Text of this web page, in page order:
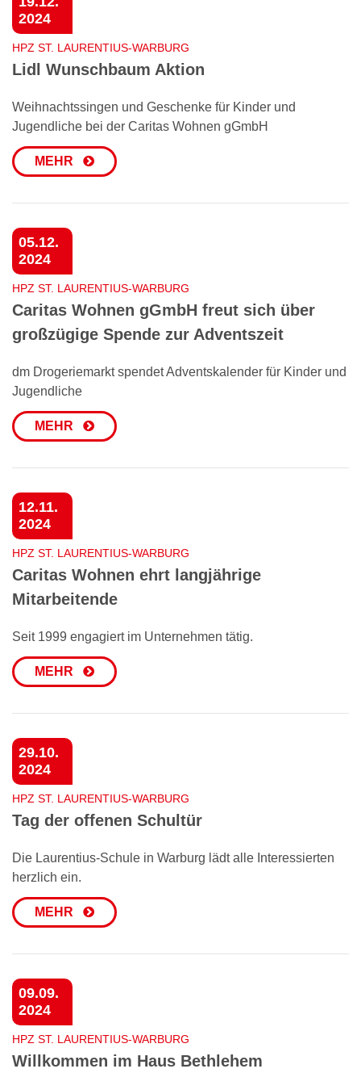
2024
HPZ ST. LAURENTIUS-WARBURG
Lidl Wunschbaum Aktion
Weihnachtssingen und Geschenke für Kinder und
Jugendliche bei der Caritas Wohnen gGmbH
MEHR
05.12.
2024
HPZ ST. LAURENTIUS-WARBURG
Caritas Wohnen gGmbH freut sich über
großzügige Spende zur Adventszeit
dm Drogeriemarkt spendet Adventskalender für Kinder und
Jugendliche
MEHR
12.11.
2024
HPZ ST. LAURENTIUS-WARBURG
Caritas Wohnen ehrt langjährige
Mitarbeitende
Seit 1999 engagiert im Unternehmen tätig.
MEHR
29.10.
2024
HPZ ST. LAURENTIUS-WARBURG
Tag der offenen Schultür
Die Laurentius-Schule in Warburg lädt alle Interessierten
herzlich ein.
MEHR
09.09.
2024
HPZ ST. LAURENTIUS-WARBURG
Willkommen im Haus Bethlehem